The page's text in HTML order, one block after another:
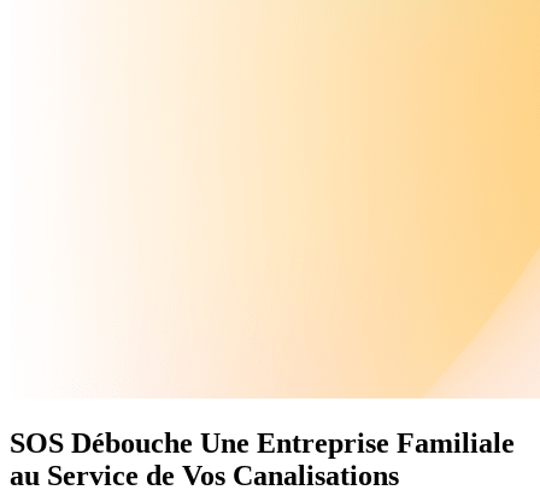
SOS Débouche Une Entreprise Familiale
au Service de Vos Canalisations